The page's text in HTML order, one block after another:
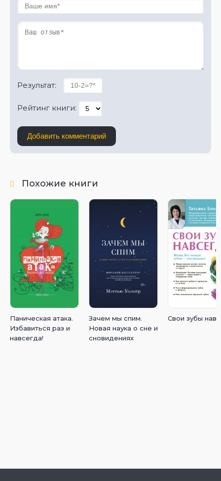
Результат:
Рейтинг книги:
Добавить комментарий
Похожие книги
Паническая атака.
Избавиться раз и
навсегда!
Зачем мы спим.
Новая наука о сне и
сновидениях
Свои зубы